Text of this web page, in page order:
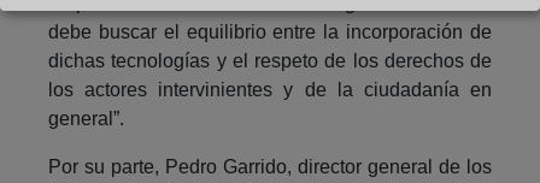
debe buscar el equilibrio entre la incorporación de
dichas tecnologías y el respeto de los derechos de
los actores intervinientes y de la ciudadanía en
general”.
Por su parte, Pedro Garrido, director general de los